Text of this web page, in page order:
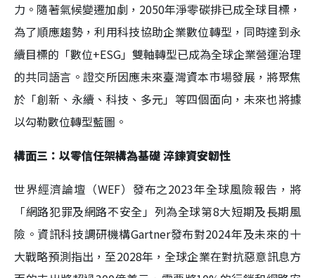
力。隨著氣候變遷加劇，2050年淨零碳排已成全球目標，
為了順應趨勢，利用科技協助企業數位轉型，同時達到永
續目標的「數位+ESG」雙軸轉型已成為全球企業營運治理
的共同語言。證交所因應未來臺灣資本市場發展，將聚焦
於「創新、永續、科技、多元」等四個面向，未來也將據
以勾勒數位轉型藍圖。
構面三：以零信任架構為基礎 淬鍊資安韌性
世界經濟論壇（WEF）發布之2023年全球風險報告，將
「網路犯罪及網路不安全」列為全球第8大短期及長期風
險。資訊科技調研機構Gartner發布對2024年及未來的十
大戰略預測指出，至2028年，全球企業在對抗惡意訊息方